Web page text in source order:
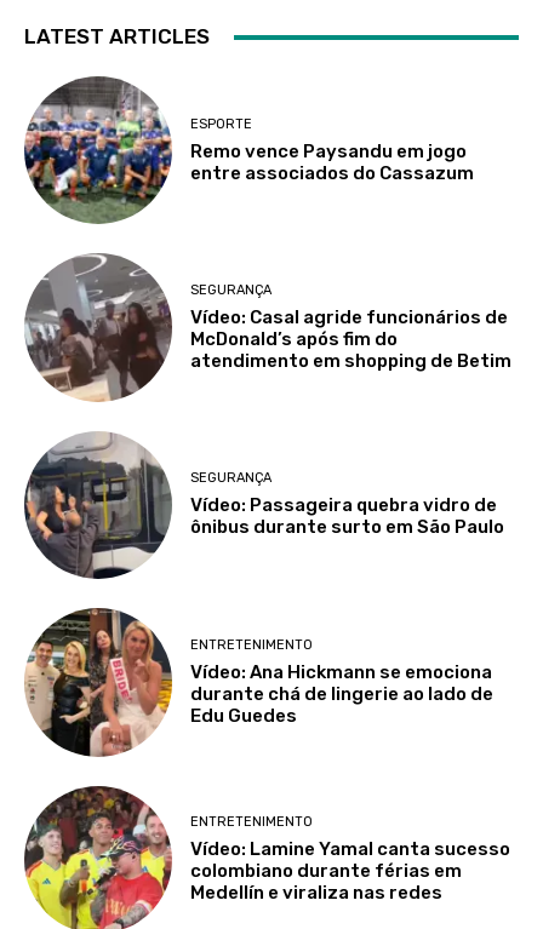
LATEST ARTICLES
ESPORTE
Remo vence Paysandu em jogo
entre associados do Cassazum
SEGURANÇA
Vídeo: Casal agride funcionários de
McDonald’s após fim do
atendimento em shopping de Betim
SEGURANÇA
Vídeo: Passageira quebra vidro de
ônibus durante surto em São Paulo
ENTRETENIMENTO
Vídeo: Ana Hickmann se emociona
durante chá de lingerie ao lado de
Edu Guedes
ENTRETENIMENTO
Vídeo: Lamine Yamal canta sucesso
colombiano durante férias em
Medellín e viraliza nas redes